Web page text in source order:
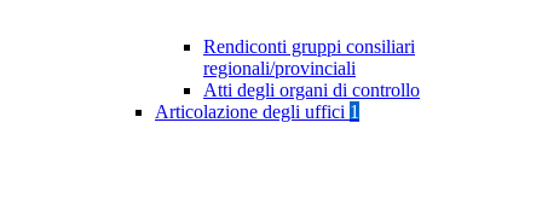
Rendiconti gruppi consiliari
regionali/provinciali
Atti degli organi di controllo
Articolazione degli uffici 1